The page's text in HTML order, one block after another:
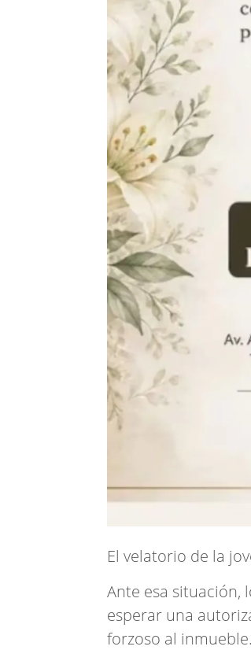
El velatorio de la
Ante esa situación,
esperar una
forzoso al inmueble.